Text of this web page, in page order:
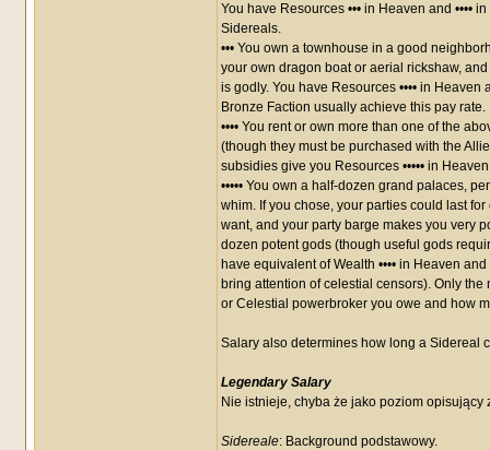
You have Resources ••• in Heaven and
Sidereals.
••• You own a townhouse in a good
your own dragon boat or aerial rickshaw,
is godly. You have Resources •••• in
Bronze Faction usually achieve this pay rate.
•••• You rent or own more than one of the
(though they must be purchased with the
subsidies give you Resources ••••• in
••••• You own a half-dozen grand palaces,
whim. If you chose, your parties could last
want, and your party barge makes you very
dozen potent gods (though useful gods
have equivalent of Wealth •••• in Heaven
bring attention of celestial censors). Only
or Celestial powerbroker you owe and how
Salary also determines how long a Sidereal
Legendary Salary
Nie istnieje, chyba że jako poziom opisujący
Sidereale: Background podstawowy.